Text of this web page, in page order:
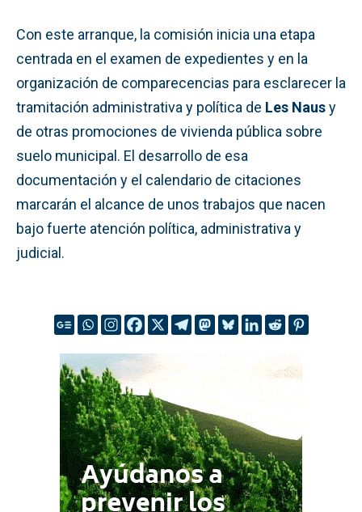
Con este arranque, la comisión inicia una etapa
centrada en el examen de expedientes y en la
organización de comparecencias para esclarecer la
tramitación administrativa y política de Les Nausy
de otras promociones de vivienda pública sobre
suelo municipal. El desarrollo de esa
documentación y el calendario de citaciones
marcarán el alcance de unos trabajos que nacen
bajo fuerte atención política, administrativa y
judicial.